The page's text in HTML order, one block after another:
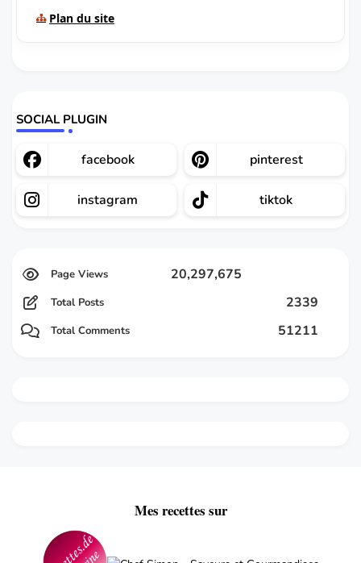
Plan du site
SOCIAL PLUGIN
facebook pinterest
instagram tiktok
20,297,675
Total Posts 2339
Total Comments 51211
Mes recettes sur